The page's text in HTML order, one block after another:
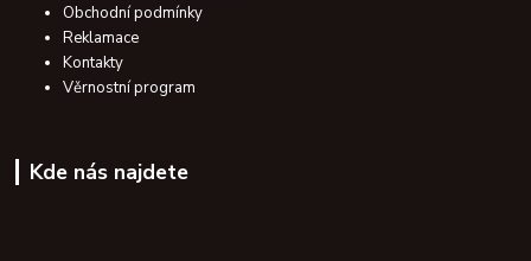
Obchodní podmínky
Reklamace
Kontakty
Věrnostní program
Kde nás najdete